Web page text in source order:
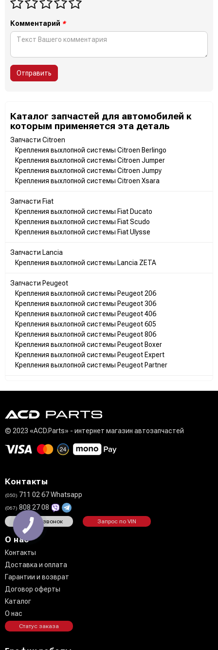
Комментарий *
Отправить
Каталог запчастей для автомобилей к
которым применяется эта деталь
Запчасти Citroen
Крепления выхлопной системы Citroen Berlingo
Крепления выхлопной системы Citroen Jumper
Крепления выхлопной системы Citroen Jumpy
Крепления выхлопной системы Citroen Xsara
Запчасти Fiat
Крепления выхлопной системы Fiat Ducato
Крепления выхлопной системы Fiat Scudo
Крепления выхлопной системы Fiat Ulysse
Запчасти Lancia
Крепления выхлопной системы Lancia ZETA
Запчасти Peugeot
Крепления выхлопной системы Peugeot 206
Крепления выхлопной системы Peugeot 306
Крепления выхлопной системы Peugeot 406
Крепления выхлопной системы Peugeot 605
Крепления выхлопной системы Peugeot 806
Крепления выхлопной системы Peugeot Boxer
Крепления выхлопной системы Peugeot Expert
Крепления выхлопной системы Peugeot Partner
© 2023 «ACD.Parts» - интернет магазин автозапчастей
Контакты
(050) 711 02 67 Whatsapp
(067) 808 27 08
Заказать звонок Запрос по VIN
О нас
Контакты
Доставка и оплата
Гарантии и возврат
Договор оферты
Каталог
О нас
Статус заказа